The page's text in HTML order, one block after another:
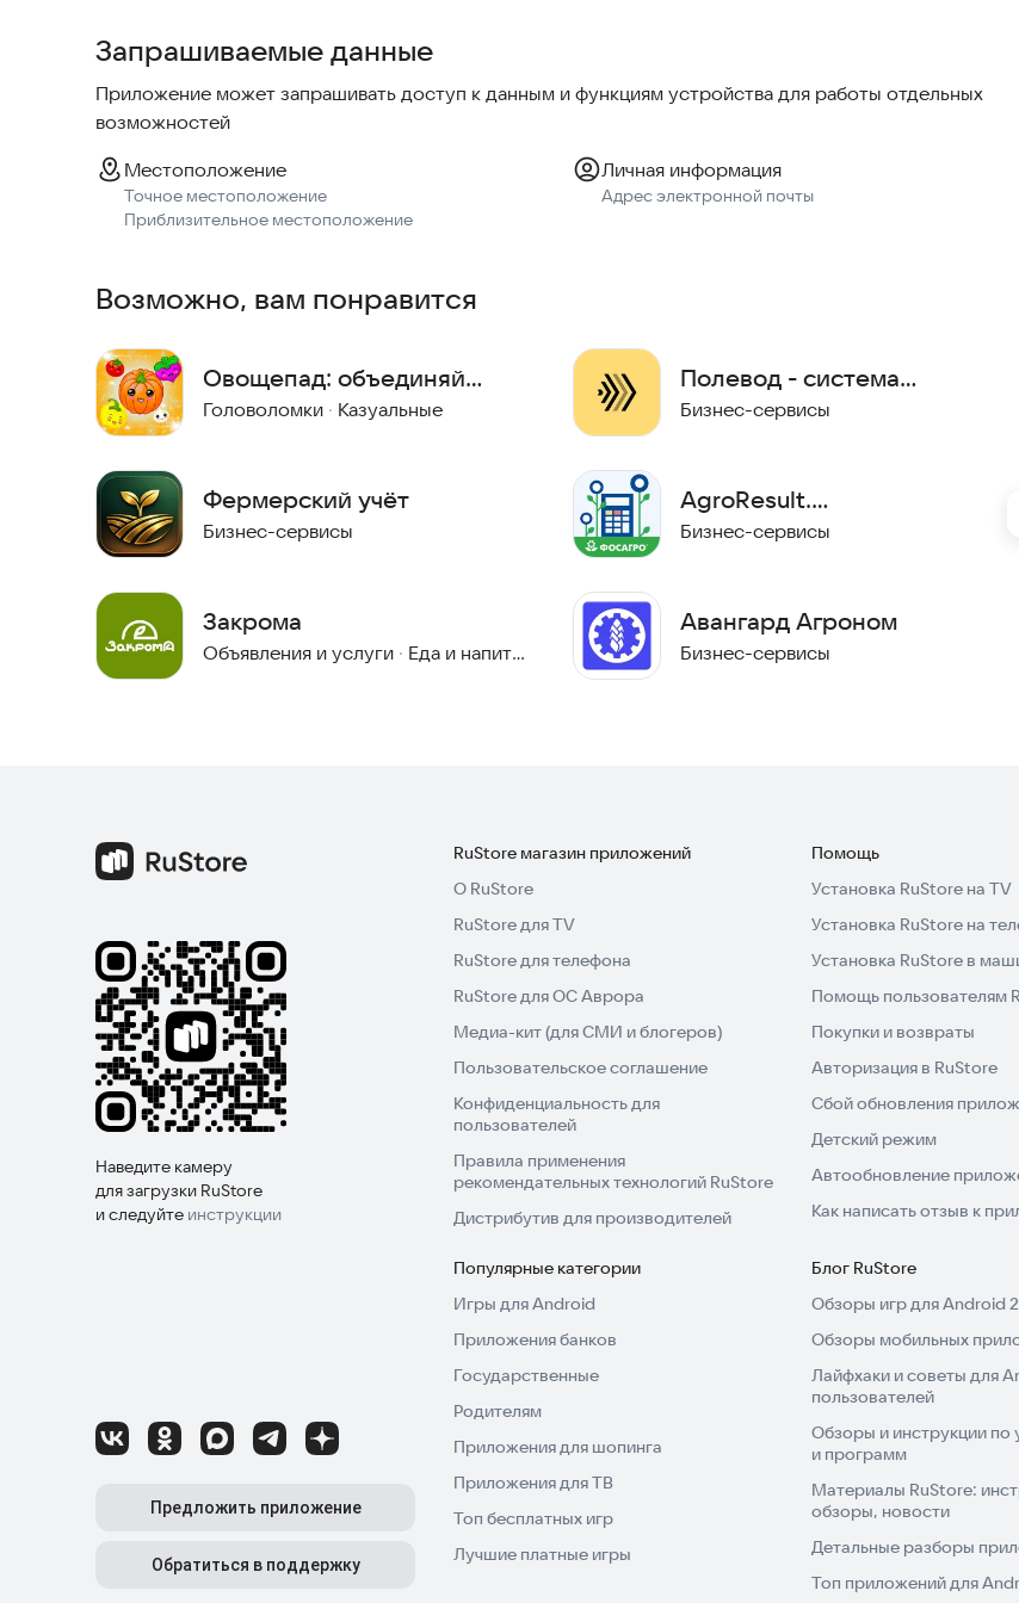
Запрашиваемые данные
Приложение может запрашивать доступ к данным и функциям устройства для работы отдельных
возможностей
Местоположение
Точное местоположение
Приблизительное местоположение
Личная информация
Адрес электронной почты
Возможно, вам понравится
Овощепад: объединяй
овощи
Головоломки · Казуальные
Фермерский учёт
Бизнес-сервисы
Закрома
Объявления и услуги · Еда и напитки
Полевод - система
агроскаута
Бизнес-сервисы
AgroResult.
Агрокалькулятор
Бизнес-сервисы
Авангард Агроном
Бизнес-сервисы
Наведите камеру
для загрузки RuStore
и следуйте инструкции
Предложить приложение
Обратиться в поддержку
RuStore магазин приложений
О RuStore
RuStore для TV
RuStore для телефона
RuStore для ОС Аврора
Медиа-кит (для СМИ и блогеров)
Пользовательское соглашение
Конфиденциальность для
пользователей
Правила применения
рекомендательных технологий RuStore
Дистрибутив для производителей
Помощь
Установка RuStore на TV
Установка RuStore на
Установка RuStore в
Помощь пользователям
Покупки и возвраты
Авторизация в RuStore
Сбой обновления
Детский режим
Автообновление
Как написать отзыв к
Популярные категории
Игры для Android
Приложения банков
Государственные
Родителям
Приложения для шопинга
Приложения для ТВ
Топ бесплатных игр
Лучшие платные игры
Блог RuStore
Обзоры игр для Android
Обзоры мобильных
Лайфхаки и советы для
пользователей
Обзоры и инструкции по
и программ
Материалы RuStore:
обзоры, новости
Детальные разборы
Топ приложений для